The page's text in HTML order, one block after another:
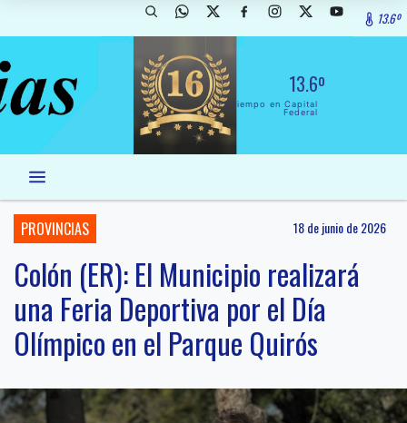
13.6º
13.6º
El Tiempo en Capital
Federal
PROVINCIAS 18 de junio de 2026
Colón (ER): El Municipio realizará
una Feria Deportiva por el Día
Olímpico en el Parque Quirós